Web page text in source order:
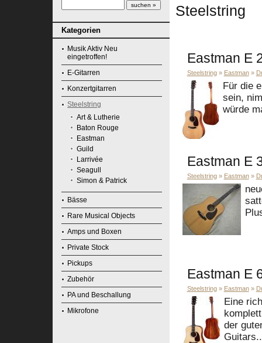
Kategorien
Musik Aktiv Neu
eingetroffen!
E-Gitarren
Konzertgitarren
Steelstring
Art & Lutherie
Baton Rouge
Eastman
Guild
Larrivée
Seagull
Simon & Patrick
Bässe
Rare Musical Objects
Amps und Boxen
Private Stock
Pickups
Zubehör
PA und Beschallung
Mikrofone
Steelstring
Eastman E
Steelstring» Eastman»
Für die
sein,
würde
Eastman E
Steelstring» Eastman»
Eastman E
Steelstring» Eastman»
Eine
der